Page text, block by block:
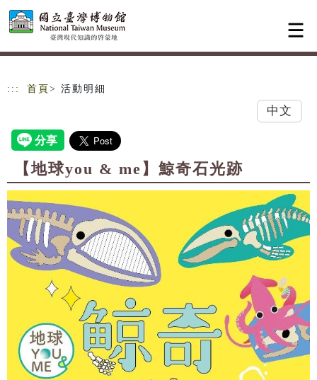
跳到主要內容
網站導覽
::: 首頁 > 活動明細
中文
【地球you & me】鯨奇石光跡